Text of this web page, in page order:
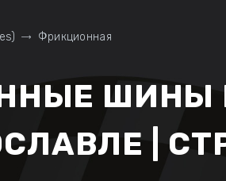
Фрикционная
ШИНЫ
|